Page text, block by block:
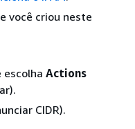
você criou neste
escolha Actions
CIDR).